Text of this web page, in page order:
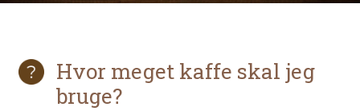
Hvor meget kaffe skal jeg
bruge?